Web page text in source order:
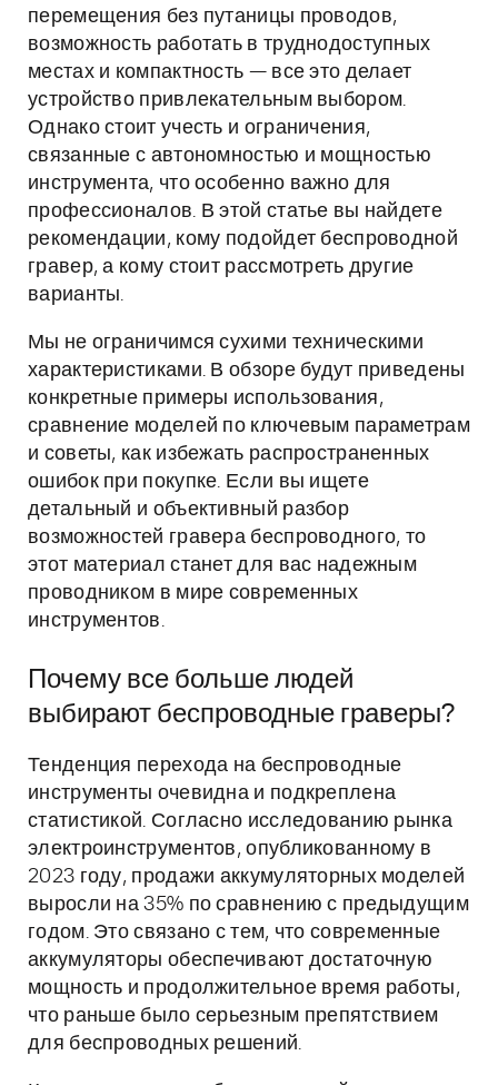
перемещения без путаницы проводов,
возможность работать в труднодоступных
местах и компактность — все это делает
устройство привлекательным выбором.
Однако стоит учесть и ограничения,
связанные с автономностью и мощностью
инструмента, что особенно важно для
профессионалов. В этой статье вы найдете
рекомендации, кому подойдет беспроводной
гравер, а кому стоит рассмотреть другие
варианты.
Мы не ограничимся сухими техническими
характеристиками. В обзоре будут приведены
конкретные примеры использования,
сравнение моделей по ключевым параметрам
и советы, как избежать распространенных
ошибок при покупке. Если вы ищете
детальный и объективный разбор
возможностей гравера беспроводного, то
этот материал станет для вас надежным
проводником в мире современных
инструментов.
Почему все больше людей
выбирают беспроводные граверы?
Тенденция перехода на беспроводные
инструменты очевидна и подкреплена
статистикой. Согласно исследованию рынка
электроинструментов, опубликованному в
2023 году, продажи аккумуляторных моделей
выросли на 35% по сравнению с предыдущим
годом. Это связано с тем, что современные
аккумуляторы обеспечивают достаточную
мощность и продолжительное время работы,
что раньше было серьезным препятствием
для беспроводных решений.